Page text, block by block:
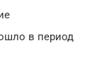
в период